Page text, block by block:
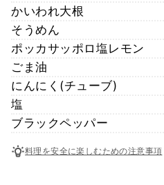
かいわれ大根
そうめん
ポッカサッポロ塩レモン
ごま油
にんにく(チューブ)
塩
ブラックペッパー
料理を安全に楽しむための注意事項